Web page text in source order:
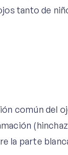
tanto de
común del
la parte